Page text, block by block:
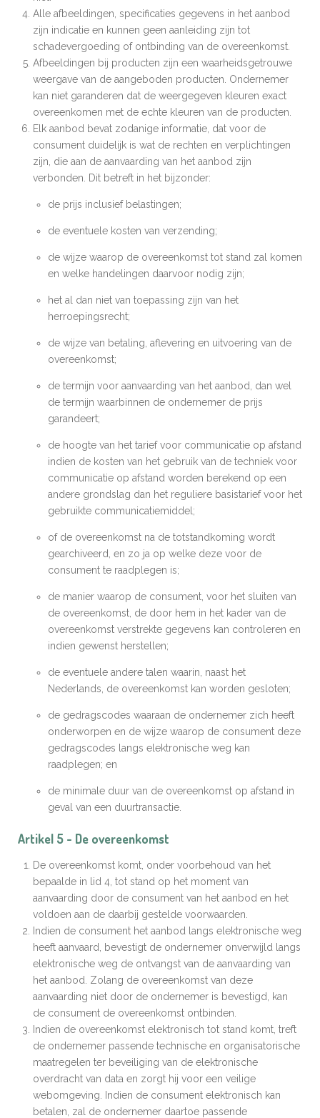
Alle afbeeldingen, specificaties gegevens in het aanbod
zijn indicatie en kunnen geen aanleiding zijn tot
schadevergoeding of ontbinding van de overeenkomst.
Afbeeldingen bij producten zijn een waarheidsgetrouwe
weergave van de aangeboden producten. Ondernemer
kan niet garanderen dat de weergegeven kleuren exact
overeenkomen met de echte kleuren van de producten.
Elk aanbod bevat zodanige informatie, dat voor de
consument duidelijk is wat de rechten en verplichtingen
zijn, die aan de aanvaarding van het aanbod zijn
verbonden. Dit betreft in het bijzonder:
de prijs inclusief belastingen;
de eventuele kosten van verzending;
de wijze waarop de overeenkomst tot stand zal komen
en welke handelingen daarvoor nodig zijn;
het al dan niet van toepassing zijn van het
herroepingsrecht;
de wijze van betaling, aflevering en uitvoering van de
overeenkomst;
de termijn voor aanvaarding van het aanbod, dan wel
de termijn waarbinnen de ondernemer de prijs
garandeert;
de hoogte van het tarief voor communicatie op afstand
indien de kosten van het gebruik van de techniek voor
communicatie op afstand worden berekend op een
andere grondslag dan het reguliere basistarief voor het
gebruikte communicatiemiddel;
of de overeenkomst na de totstandkoming wordt
gearchiveerd, en zo ja op welke deze voor de
consument te raadplegen is;
de manier waarop de consument, voor het sluiten van
de overeenkomst, de door hem in het kader van de
overeenkomst verstrekte gegevens kan controleren en
indien gewenst herstellen;
de eventuele andere talen waarin, naast het
Nederlands, de overeenkomst kan worden gesloten;
de gedragscodes waaraan de ondernemer zich heeft
onderworpen en de wijze waarop de consument deze
gedragscodes langs elektronische weg kan
raadplegen; en
de minimale duur van de overeenkomst op afstand in
geval van een duurtransactie.
Artikel 5 - De overeenkomst
De overeenkomst komt, onder voorbehoud van het
bepaalde in lid 4, tot stand op het moment van
aanvaarding door de consument van het aanbod en het
voldoen aan de daarbij gestelde voorwaarden.
Indien de consument het aanbod langs elektronische weg
heeft aanvaard, bevestigt de ondernemer onverwijld langs
elektronische weg de ontvangst van de aanvaarding van
het aanbod. Zolang de overeenkomst van deze
aanvaarding niet door de ondernemer is bevestigd, kan
de consument de overeenkomst ontbinden.
Indien de overeenkomst elektronisch tot stand komt, treft
de ondernemer passende technische en organisatorische
maatregelen ter beveiliging van de elektronische
overdracht van data en zorgt hij voor een veilige
webomgeving. Indien de consument elektronisch kan
betalen, zal de ondernemer daartoe passende